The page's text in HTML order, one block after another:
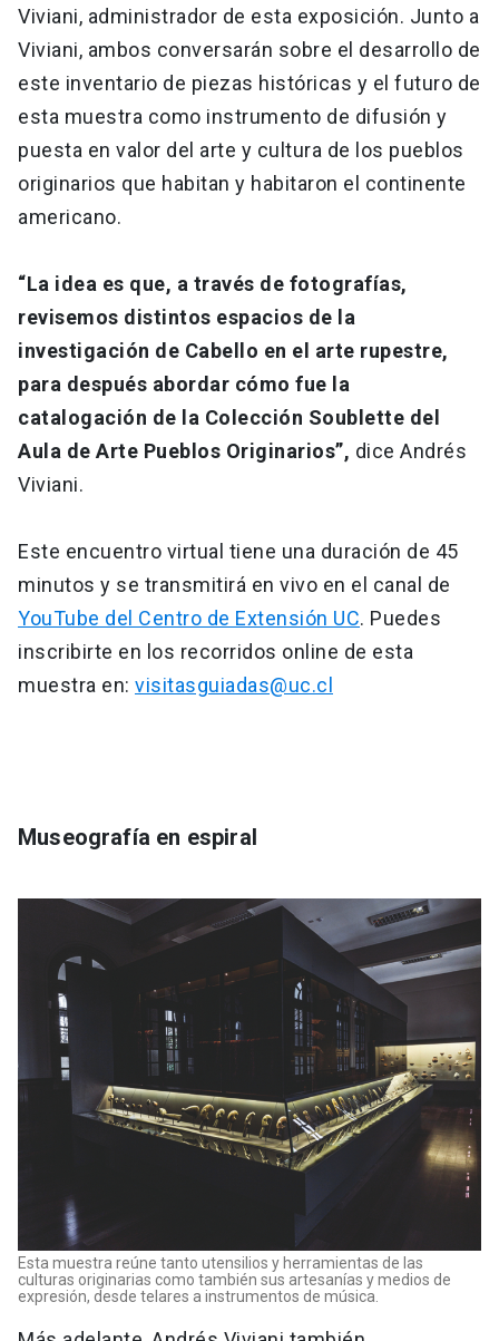
Viviani, administrador de esta exposición. Junto a
Viviani, ambos conversarán sobre el desarrollo de
este inventario de piezas históricas y el futuro de
esta muestra como instrumento de difusión y
puesta en valor del arte y cultura de los pueblos
originarios que habitan y habitaron el continente
americano.
“La idea es que, a través de fotografías,
revisemos distintos espacios de la
investigación de Cabello en el arte rupestre,
para después abordar cómo fue la
catalogación de la Colección Soublette del
Aula de Arte Pueblos Originarios”, dice Andrés
Viviani.
Este encuentro virtual tiene una duración de 45
minutos y se transmitirá en vivo en el canal de
YouTube del Centro de Extensión UC. Puedes
inscribirte en los recorridos online de esta
muestra en: visitasguiadas@uc.cl
Museografía en espiral
Esta muestra reúne tanto utensilios y herramientas de las
culturas originarias como también sus artesanías y medios de
expresión, desde telares a instrumentos de música.